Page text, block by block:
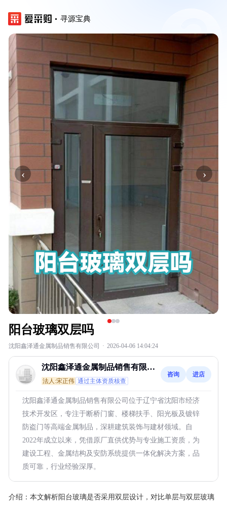
寻源宝典
‹ ›
阳台玻璃双层吗
沈阳鑫泽通金属制品销售有限公司 · 2026-04-06 14:04:24
沈阳鑫泽通金属制品销售有限公
司
法人:宋正伟 通过主体资质核查
咨询 进店
沈阳鑫泽通金属制品销售有限公司位于辽宁省沈阳市经济
技术开发区，专注于断桥门窗、楼梯扶手、阳光板及镀锌
防盗门等高端金属制品，深耕建筑装饰与建材领域。自
2022年成立以来，凭借原厂直供优势与专业施工资质，为
建设工程、金属结构及安防系统提供一体化解决方案，品
质可靠，行业经验深厚。
介绍： 本文解析阳台玻璃是否采用双层设计，对比单层与双层玻璃